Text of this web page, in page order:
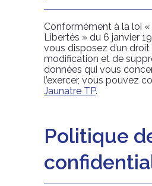
Conformément à la loi
Libertés » du 6 janvier
vous disposez d’un droit
modification et de
données qui vous
l’exercer, vous pouvez
Jaunatre TP.
Politique